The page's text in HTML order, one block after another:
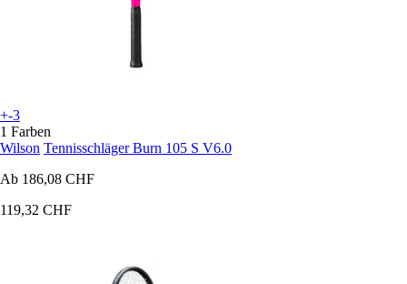
+-3
1 Farben
Wilson Tennisschläger Burn 105 S V6.0
Ab 186,08 CHF
119,32 CHF